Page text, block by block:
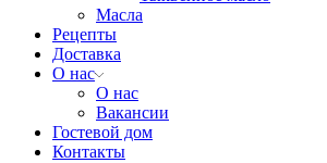
Масла
Рецепты
Доставка
О нас
О нас
Вакансии
Гостевой дом
Контакты